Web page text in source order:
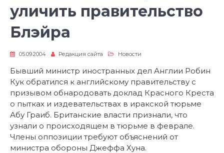
уличить правительство
Блэйра
05.09.2004 Редакция сайта Новости
Бывший министр иностранных дел Англии Робин
Кук обратился к английскому правительству с
призывом обнародовать доклад Красного Креста
о пытках и издевательствах в иракской тюрьме
Абу Граиб. Британские власти признали, что
узнали о происходящем в тюрьме в феврале.
Члены оппозиции требуют объяснений от
министра обороны Джеффа Хуна.